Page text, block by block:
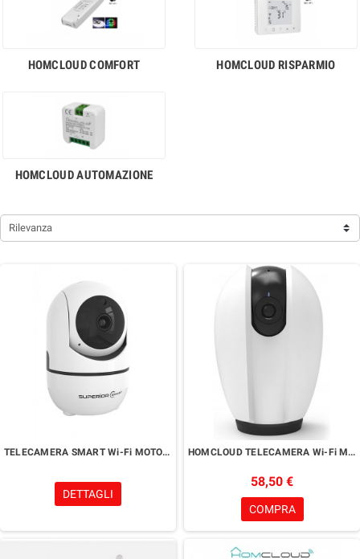
HOMCLOUD COMFORT HOMCLOUD RISPARMIO
HOMCLOUD AUTOMAZIONE
Rilevanza
TELECAMERA SMART Wi-Fi MOTORIZZATA
DETTAGLI
HOMCLOUD TELECAMERA Wi-Fi MOTORIZZATA
58,50 €
COMPRA